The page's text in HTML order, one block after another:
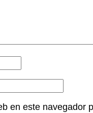
en este navegador